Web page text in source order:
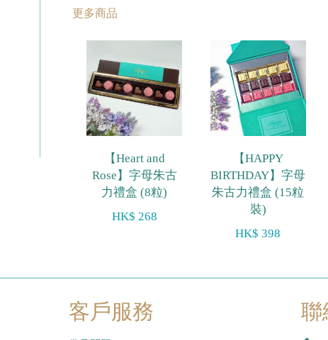
更多商品
【Heart and
Rose】字母朱古
力禮盒 (8粒)
HK$ 268
【HAPPY
BIRTHDAY】字母
朱古力禮盒 (15粒
裝)
HK$ 398
客戶服務 聯